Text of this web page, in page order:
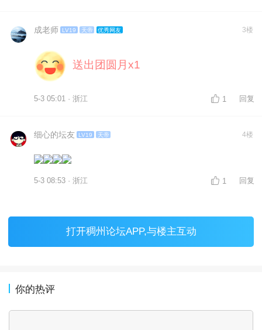
成老师 LV19 天帝 优秀网友 3楼
送出团圆月x1
5-3 05:01 · 浙江 1 回复
细心的坛友 LV19 天帝 4楼
5-3 08:53 · 浙江 1 回复
打开稠州论坛APP,与楼主互动
你的热评